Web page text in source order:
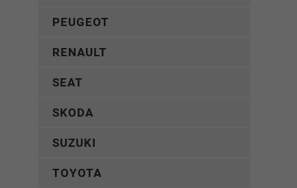
PEUGEOT
RENAULT
SEAT
SKODA
SUZUKI
TOYOTA